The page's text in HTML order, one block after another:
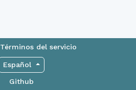
Términos del servicio
Español
Github